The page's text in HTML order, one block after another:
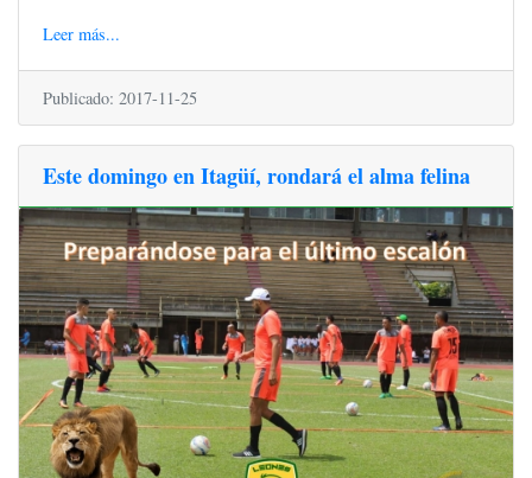
Leer más...
Publicado: 2017-11-25
Este domingo en Itagüí, rondará el alma felina